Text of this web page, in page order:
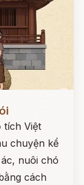
tích Việt
chuyện kể
nuôi chó
cách